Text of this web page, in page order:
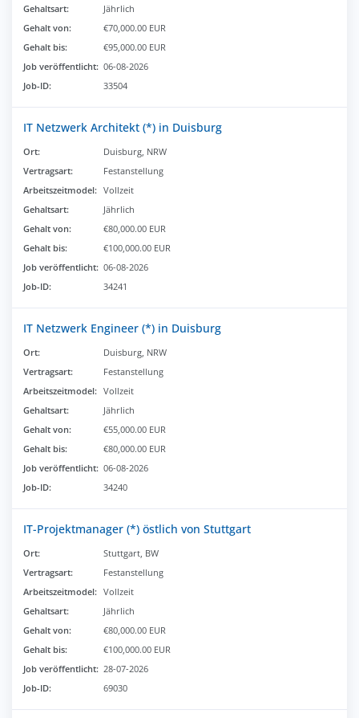
Gehaltsart:
Jährlich
Gehalt von:
€70,000.00 EUR
Gehalt bis:
€95,000.00 EUR
Job veröffentlicht: 06-08-2026
Job-ID:
33504
IT Netzwerk Architekt (*) in Duisburg
Ort:
Duisburg, NRW
Vertragsart:
Festanstellung
Arbeitszeitmodel: Vollzeit
Gehaltsart:
Jährlich
Gehalt von:
€80,000.00 EUR
Gehalt bis:
€100,000.00 EUR
Job veröffentlicht: 06-08-2026
Job-ID:
34241
IT Netzwerk Engineer (*) in Duisburg
Ort:
Duisburg, NRW
Vertragsart:
Festanstellung
Arbeitszeitmodel: Vollzeit
Gehaltsart:
Jährlich
Gehalt von:
€55,000.00 EUR
Gehalt bis:
€80,000.00 EUR
Job veröffentlicht: 06-08-2026
Job-ID:
34240
IT-Projektmanager (*) östlich von Stuttgart
Ort:
Stuttgart, BW
Vertragsart:
Festanstellung
Arbeitszeitmodel: Vollzeit
Gehaltsart:
Jährlich
Gehalt von:
€80,000.00 EUR
Gehalt bis:
€100,000.00 EUR
Job veröffentlicht: 28-07-2026
Job-ID:
69030